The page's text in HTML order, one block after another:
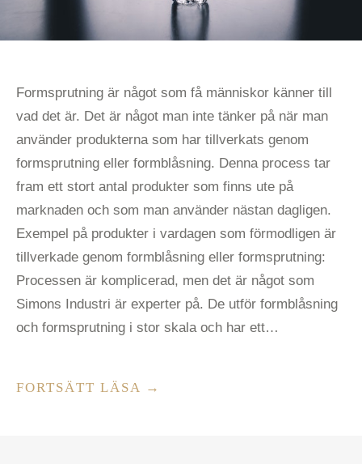
Formsprutning är något som få människor känner till
vad det är. Det är något man inte tänker på när man
använder produkterna som har tillverkats genom
formsprutning eller formblåsning. Denna process tar
fram ett stort antal produkter som finns ute på
marknaden och som man använder nästan dagligen.
Exempel på produkter i vardagen som förmodligen är
tillverkade genom formblåsning eller formsprutning:
Processen är komplicerad, men det är något som
Simons Industri är experter på. De utför formblåsning
och formsprutning i stor skala och har ett…
FORTSÄTT LÄSA ”FORMSPRUTNING
→